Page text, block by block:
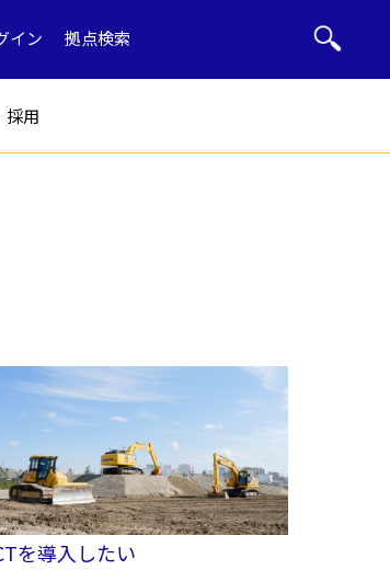
イン 拠点検索
産廃リサイクル
農畜産・水産
ブルドーザー
アタッチメント
採用
を導入したい